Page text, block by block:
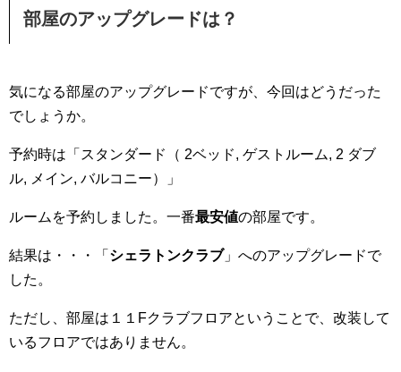
部屋のアップグレードは？
気になる部屋のアップグレードですが、今回はどうだった
でしょうか。
予約時は「スタンダード（ 2ベッド, ゲストルーム, 2 ダブ
ル, メイン, バルコニー）」
ルームを予約しました。一番最安値の部屋です。
結果は・・・「 シェラトンクラブ」へのアップグレードで
した。
ただし、部屋は１１Fクラブフロアということで、改装して
いるフロアではありません。